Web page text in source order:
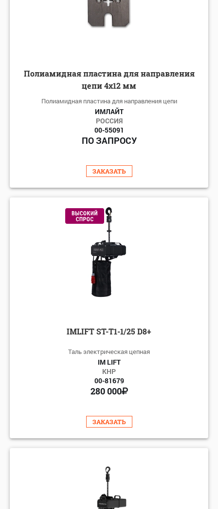
Полиамидная пластина для направления
цепи 4x12 мм
Полиамидная пластина для направления цепи
ИМЛАЙТ
РОССИЯ
00-55091
ПО ЗАПРОСУ
ЗАКАЗАТЬ
IMLIFT ST-T1-1/25 D8+
Таль электрическая цепная
IM LIFT
КНР
00-81679
280 000
ЗАКАЗАТЬ